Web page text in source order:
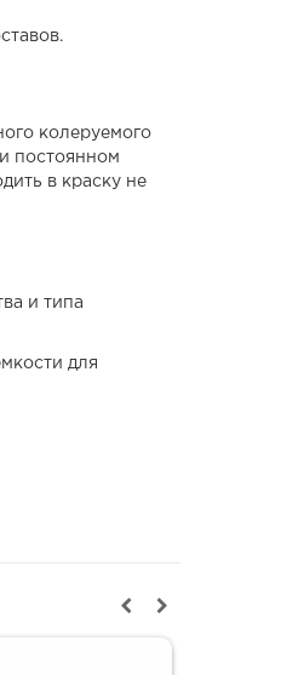
колеруемого
постоянном
в краску не
и типа
для